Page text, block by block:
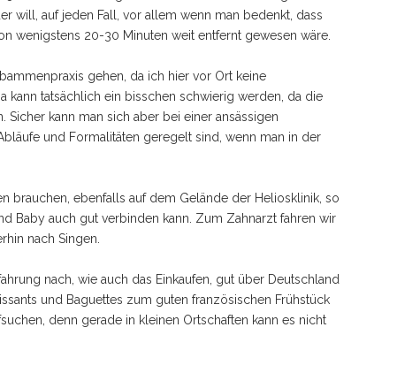
will, auf jeden Fall, vor allem wenn man bedenkt, dass
wenigstens 20-30 Minuten weit entfernt gewesen wäre.
gehen, da ich hier vor Ort keine
kann tatsächlich ein bisschen schwierig werden, da die
kann man sich aber bei einer ansässigen
und Formalitäten geregelt sind, wenn man in der
brauchen, ebenfalls auf dem Gelände der Heliosklinik, so
Baby auch gut verbinden kann. Zum Zahnarzt fahren wir
nach Singen.
nach, wie auch das Einkaufen, gut über Deutschland
und Baguettes zum guten französischen Frühstück
denn gerade in kleinen Ortschaften kann es nicht